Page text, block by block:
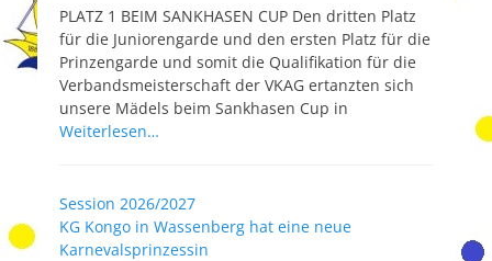
i
c
h
t
a
m
a
c
r
ö
f
f
e
n
t
h
t
a
t
r
PLATZ 1 BEIM SANKHASEN CUP Den dritten Platz
für die Juniorengarde und den ersten Platz für die
Prinzengarde und somit die Qualifikation für die
Verbandsmeisterschaft der VKAG ertanzten sich
unsere Mädels beim Sankhasen Cup in
Weiterlesen…
Session 2026/2027
KG Kongo in Wassenberg hat eine neue
Karnevalsprinzessin